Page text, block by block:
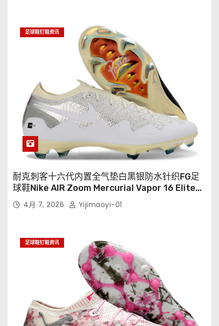
足球鞋钉鞋资讯
耐克刺客十六代内置全气垫白黑银防水针织FG足
球鞋Nike AIR Zoom Mercurial Vapor 16 Elite
XXV FG35-45
4月 7, 2026 Yijimaoyi-01
足球鞋钉鞋资讯